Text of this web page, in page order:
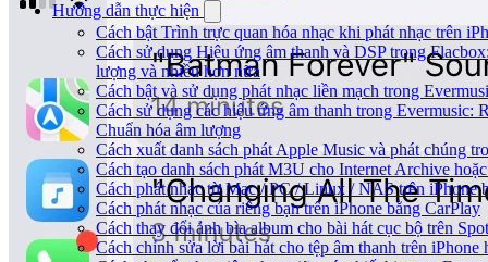
Hướng dẫn thực hiện
Cách bật Trình trực quan hóa nhạc khi phát nhạc trên
Cách sử dụng Hiệu ứng âm thanh và DSP trong
lượng và nhiều hơn nữa
Cách bật và sử dụng phát nhạc liền mạch trong
Cách sử dụng các hiệu ứng âm thanh trong Evermusic:
Chuẩn hóa âm lượng
Cách xuất danh sách phát Apple Music và phát chúng
Cách tạo danh sách phát M3U cho Internet Archive
Cách phát nhạc từ Mac / PC / Linux / NAS trên
Cách phát nhạc của riêng bạn trên iPhone bằng CarPlay
Cách thay đổi ảnh bìa album cho bài hát cục bộ trên
Cách chỉnh sửa lời bài hát cho tệp âm thanh trên